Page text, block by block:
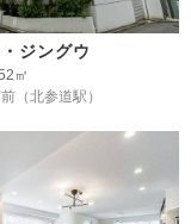
ジングウ
㎡
（北参道駅）